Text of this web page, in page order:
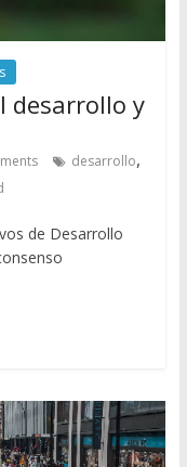
desarrollo y
desarrollo,
de Desarrollo